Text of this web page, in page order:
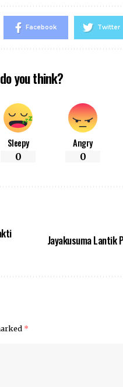
Facebook Twitter
you think?
Sleepy
0
Angry
0
Jayakusuma Lantik
*